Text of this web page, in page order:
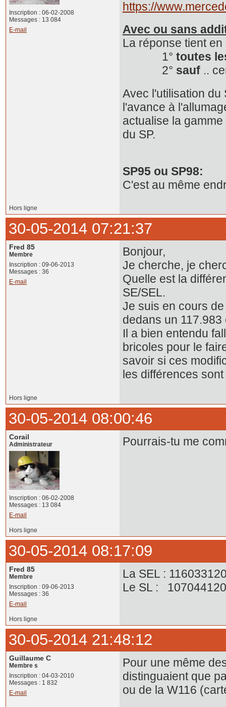
Inscription : 06-02-2008
Messages : 13 084
E-mail
https://
Avec ou sans
La réponse tient
1° toutes
2° sauf..
Avec l'utilisation du
l'avance à
actualise la
du SP.
SP95 ou SP98:
C'est au même
Hors ligne
30-05-2014 07:21:37
Fred 85
Membre
Inscription : 09-06-2013
Messages : 36
E-mail
Bonjour,
Je cherche, je
Quelle est la
SE/SEL.
Je suis en cours
dedans un
Il a bien entendu
bricoles pour le
savoir si ces
les différences
Hors ligne
30-05-2014 08:00:46
Corail
Administrateur
Inscription : 06-02-2008
Messages : 13 084
E-mail
Pourrais-tu me
Hors ligne
30-05-2014 08:17:09
Fred 85
Membre
Inscription : 09-06-2013
Messages : 36
E-mail
La SEL :
Le SL :
Hors ligne
30-05-2014 21:48:12
Guillaume C
Membre s
Inscription : 04-03-2010
Messages : 1 832
E-mail
Pour une même
distinguaient que
ou de la W116